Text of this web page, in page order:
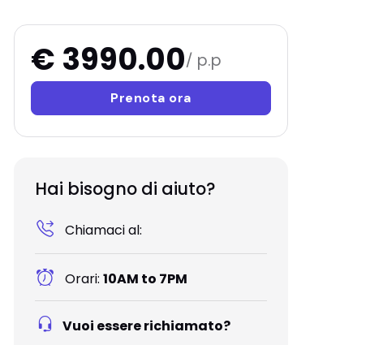
€ 3990.00/ p.p
Prenota ora
Hai bisogno di aiuto?
Chiamaci al:
Orari: 10AM to 7PM
Vuoi essere richiamato?